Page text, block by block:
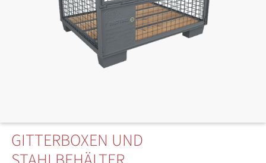
GITTERBOXEN UND